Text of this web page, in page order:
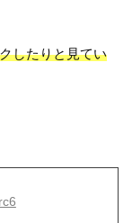
したりと見てい